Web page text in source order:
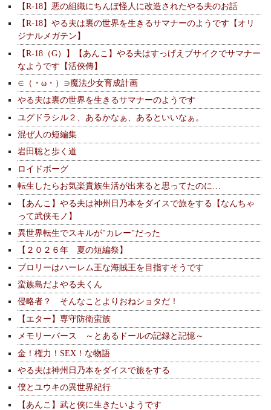
【R-18】悪の組織にちんぽ怪人に改造されたやる夫のお話
【R-18】やる夫は裏の世界を生きるサマナーのようです【オリ
ジナルメガテン】
【R-18（G）】【あんこ】やる夫はすっげえブサイクでサマナー
なようです【活俠傳】
∈（・ω・）∋魔法少女育成計画
やる夫は裏の世界を生きるサマナーのようです
ユグドラシル２、あるかなぁ、あるといいなぁ。
混ぜ人の短編集
岩田聡と歩く道
ロイドボーグ
転生したらお気楽貴族生活が出来ると思ってたのに…
【あんこ】やる夫は神州日乃本をダイスで旅をする【なんちゃ
って武侠モノ】
異世界転生でスキルが"カレー"だった
【２０２６年 夏の短編祭】
ブロリーはハーレム王な海賊王を目指すそうです
蛮族島だよやる夫くん
侵略者？ そんなことよりおねショタだ！
【エター】専守防衛蛮族
メモリーバース ～とあるドールの記録と記憶～
金！権力！SEX！な物語
やる夫は神州日乃本をダイスで旅をする
僕とユウキの異世界紀行
【あんこ】武と侠に生きたいようです